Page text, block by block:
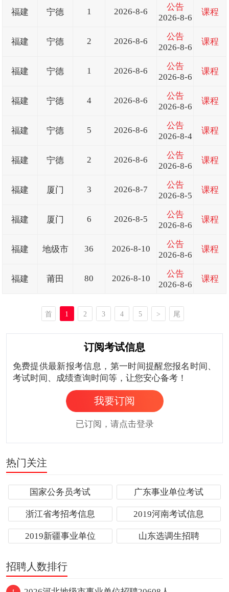
福建 宁德 1 2026-8-6
公告
2026-8-6
课程
福建 宁德 2 2026-8-6
公告
2026-8-6
课程
福建 宁德 1 2026-8-6
公告
2026-8-6
课程
福建 宁德 4 2026-8-6
公告
2026-8-6
课程
福建 宁德 5 2026-8-6
公告
2026-8-4
课程
福建 宁德 2 2026-8-6
公告
2026-8-6
课程
福建 厦门 3 2026-8-7
公告
2026-8-5
课程
福建 厦门 6 2026-8-5
公告
2026-8-6
课程
福建 地级市 36 2026-8-10
公告
2026-8-6
课程
福建 莆田 80 2026-8-10
公告
2026-8-6
课程
首
1 2 3 4 5 >
尾
订阅考试信息
免费提供最新报考信息，第一时间提醒您报名时间、
考试时间、成绩查询时间等，让您安心备考！
我要订阅
已订阅，请点击登录
热门关注
国家公务员考试 广东事业单位考试
浙江省考招考信息 2019河南考试信息
2019新疆事业单位 山东选调生招聘
招聘人数排行